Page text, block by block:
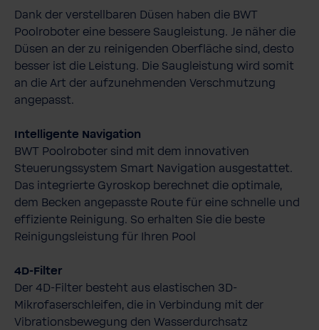
Dank der verstellbaren Düsen haben die BWT
Poolroboter eine bessere Saugleistung. Je näher die
Düsen an der zu reinigenden Oberfläche sind, desto
besser ist die Leistung. Die Saugleistung wird somit
an die Art der aufzunehmenden Verschmutzung
angepasst.
Intelligente Navigation
BWT Poolroboter sind mit dem innovativen
Steuerungssystem Smart Navigation ausgestattet.
Das integrierte Gyroskop berechnet die optimale,
dem Becken angepasste Route für eine schnelle und
effiziente Reinigung. So erhalten Sie die beste
Reinigungsleistung für Ihren Pool
4D-​Filter
Der 4D-​Filter besteht aus elastischen 3D-​
Mikrofaserschleifen, die in Verbindung mit der
Vibrationsbewegung den Wasserdurchsatz